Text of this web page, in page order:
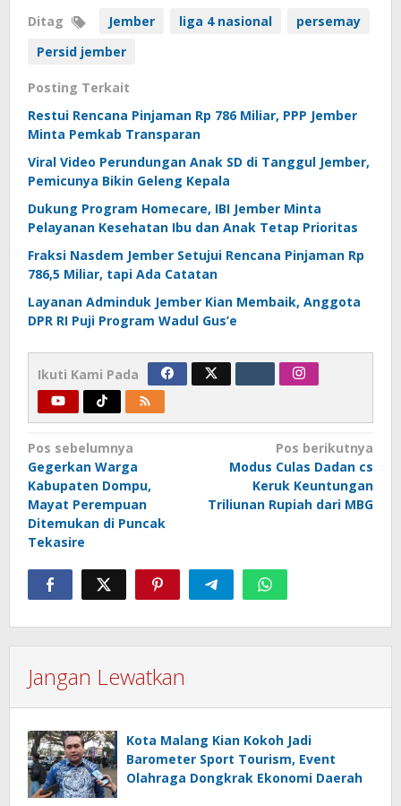
Ditag Jember liga 4 nasional
persemay
Persid jember
Posting Terkait
Restui Rencana Pinjaman Rp 786 Miliar, PPP Jember
Minta Pemkab Transparan
Viral Video Perundungan Anak SD di Tanggul Jember,
Pemicunya Bikin Geleng Kepala
Dukung Program Homecare, IBI Jember Minta
Pelayanan Kesehatan Ibu dan Anak Tetap Prioritas
Fraksi Nasdem Jember Setujui Rencana Pinjaman Rp
786,5 Miliar, tapi Ada Catatan
Layanan Adminduk Jember Kian Membaik, Anggota
DPR RI Puji Program Wadul Gus’e
Ikuti Kami Pada
Navigasi
pos
Pos sebelumnya
Gegerkan Warga
Kabupaten Dompu,
Mayat Perempuan
Ditemukan di Puncak
Tekasire
Pos berikutnya
Modus Culas Dadan cs
Keruk Keuntungan
Triliunan Rupiah dari MBG
Jangan Lewatkan
Kota Malang Kian Kokoh Jadi
Barometer Sport Tourism, Event
Olahraga Dongkrak Ekonomi Daerah